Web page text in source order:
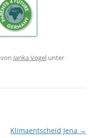
von Janka Vogel unter
Klimaentscheid Jena →